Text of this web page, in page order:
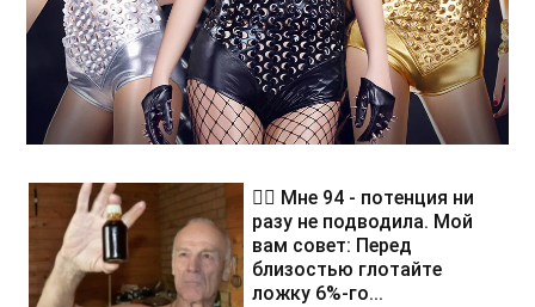
❤️‍🔥 Мне 94 - потенция ни
разу не подводила. Мой
вам совет: Перед
близостью глотайте
ложку 6%-го...